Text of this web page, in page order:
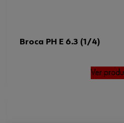
Broca PH E 6.3 (1/4)
Ver